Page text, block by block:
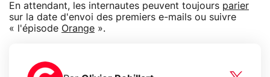
En attendant, les internautes peuvent toujours parier
sur la date d'envoi des premiers e-mails ou suivre
« l'épisode Orange ».